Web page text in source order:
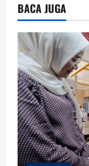
BACA JUGA